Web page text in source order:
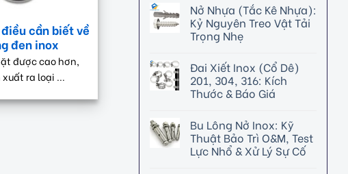
cần biết về
đen inox
được cao hơn,
ra loại ...
Nở Nhựa (Tắc Kê Nhựa):
Kỷ Nguyên Treo Vật Tải
Trọng Nhẹ
Đai Xiết Inox (Cổ Dê)
201, 304, 316: Kích
Thước & Báo Giá
Bu Lông Nở Inox: Kỹ
Thuật Bảo Trì O&M, Test
Lực Nhổ & Xử Lý Sự Cố